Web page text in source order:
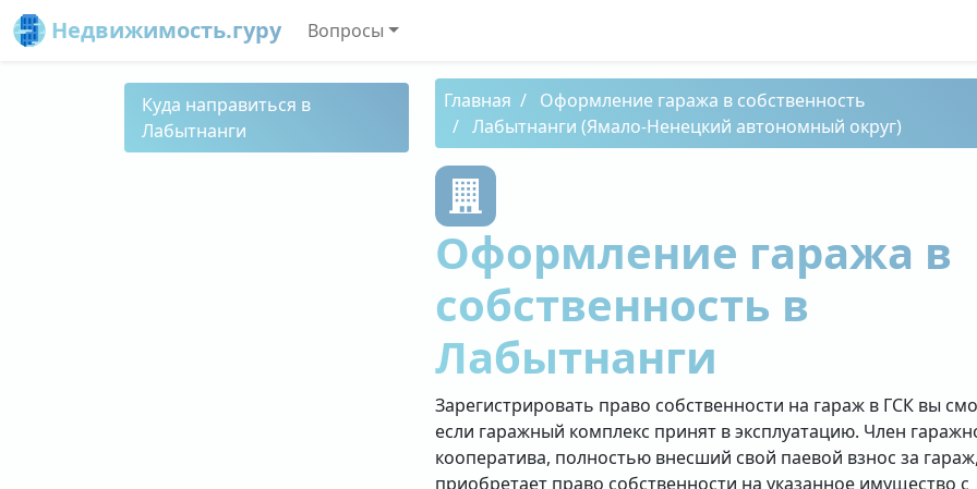
Недвижимость.гуру Вопросы
Куда направиться в
Лабытнанги
Главная
Оформление гаража в собственность
Лабытнанги (Ямало-Ненецкий автономный округ)
Оформление гаража в
собственность в
Лабытнанги
Зарегистрировать право собственности на гараж в ГСК вы
если гаражный комплекс принят в эксплуатацию. Член
кооператива, полностью внесший свой паевой взнос за гараж,
приобретает право собственности на указанное имущество с